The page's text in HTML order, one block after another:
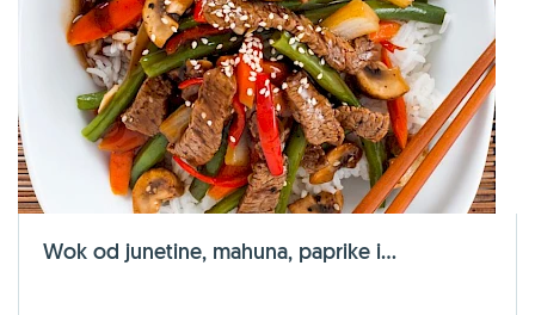
Wok od junetine, mahuna, paprike i...